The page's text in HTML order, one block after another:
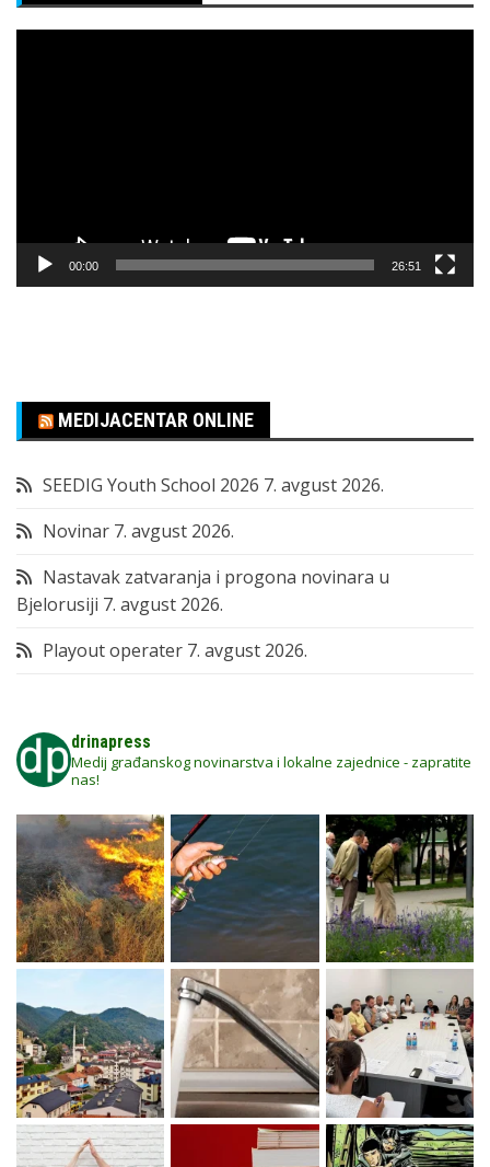
00:00 26:51
MEDIJACENTAR ONLINE
SEEDIG Youth School 2026 7. avgust 2026.
Novinar 7. avgust 2026.
Nastavak zatvaranja i progona novinara u
Bjelorusiji 7. avgust 2026.
Playout operater 7. avgust 2026.
drinapress
Medij građanskog novinarstva i lokalne zajednice - zapratite
nas!